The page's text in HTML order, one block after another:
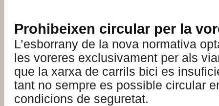
Prohibeixen circular per la
L’esborrany de la nova normativa
les voreres exclusivament per als
que la xarxa de carrils bici es
tant no sempre es possible circular
condicions de seguretat.